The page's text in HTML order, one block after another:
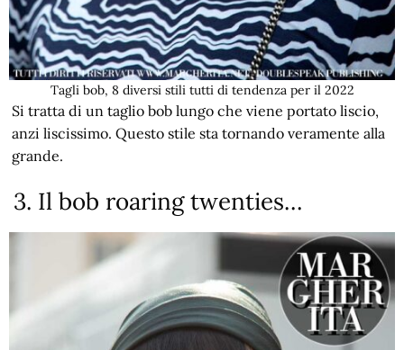
Tagli bob, 8 diversi stili tutti di tendenza per il 2022
Si tratta di un taglio bob lungo che viene portato liscio,
anzi liscissimo. Questo stile sta tornando veramente alla
grande.
3. Il bob roaring twenties…